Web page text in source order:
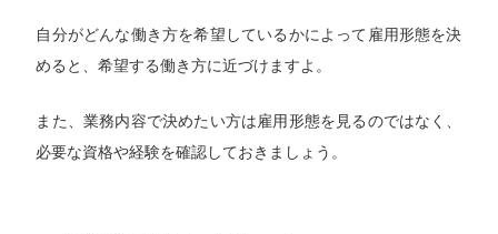
自分がどんな働き方を希望しているかによって雇用形態を決
めると、希望する働き方に近づけますよ。
また、業務内容で決めたい方は雇用形態を見るのではなく、
必要な資格や経験を確認しておきましょう。